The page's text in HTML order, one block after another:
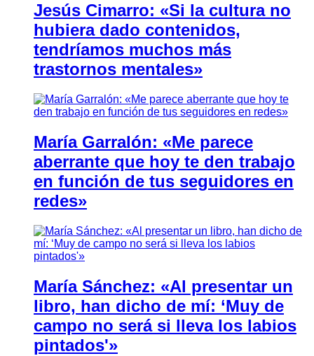
Jesús Cimarro: «Si la cultura no
hubiera dado contenidos,
tendríamos muchos más
trastornos mentales»
María Garralón: «Me parece
aberrante que hoy te den trabajo
en función de tus seguidores en
redes»
María Sánchez: «Al presentar un
libro, han dicho de mí: ‘Muy de
campo no será si lleva los labios
pintados'»